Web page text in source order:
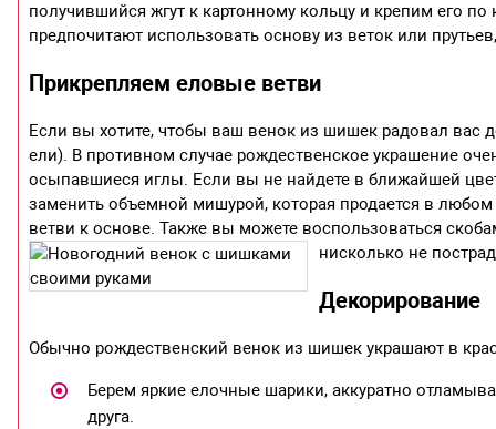
получившийся жгут к картонному кольцу и крепим его
предпочитают использовать основу из веток или
Прикрепляем еловые ветви
Если вы хотите, чтобы ваш венок из шишек радовал вас
ели). В противном случае рождественское украшение
осыпавшиеся иглы. Если вы не найдете в ближайшей
заменить объемной мишурой, которая продается в
ветви к основе. Также вы можете воспользоваться
нисколько не
Декорирование
Обычно рождественский венок из шишек украшают в
Берем яркие елочные шарики, аккуратно
друга.